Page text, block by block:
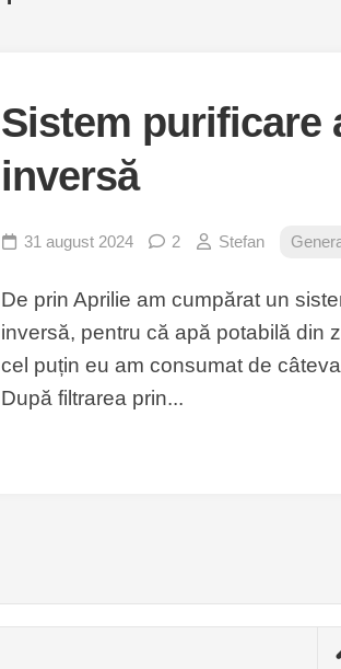
Sistem purificare
inversă
31 august 2024 2 Stefan
De prin Aprilie am cumpărat un
inversă, pentru că apă potabilă din
cel puțin eu am consumat de
După filtrarea prin...